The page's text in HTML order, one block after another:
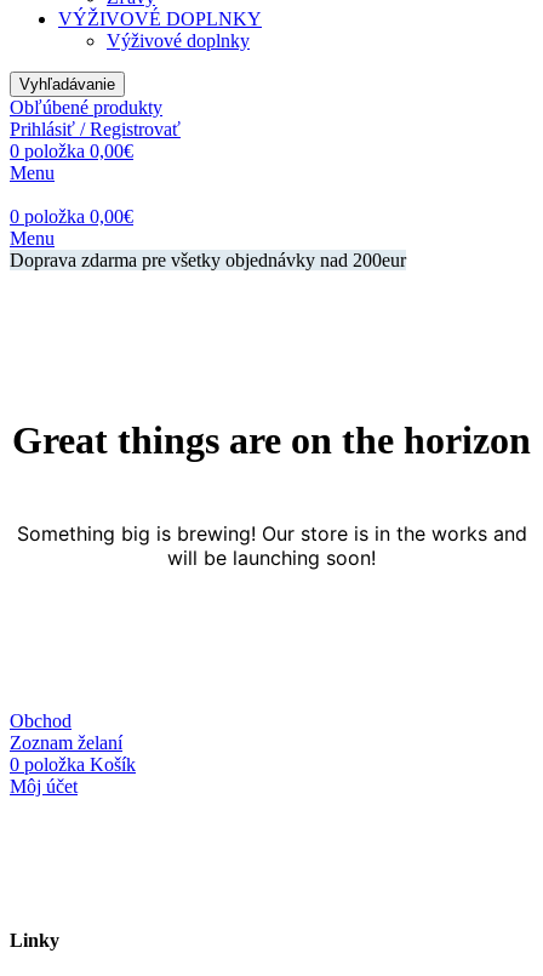
VÝŽIVOVÉ DOPLNKY
Výživové doplnky
Vyhľadávanie
Obľúbené produkty
Prihlásiť / Registrovať
0 položka 0,00€
Menu
0 položka 0,00€
Menu
Doprava zdarma pre všetky objednávky nad 200eur
Great things are on the horizon
Something big is brewing! Our store is in the works and
will be launching soon!
Obchod
Zoznam želaní
0 položka Košík
Môj účet
Linky